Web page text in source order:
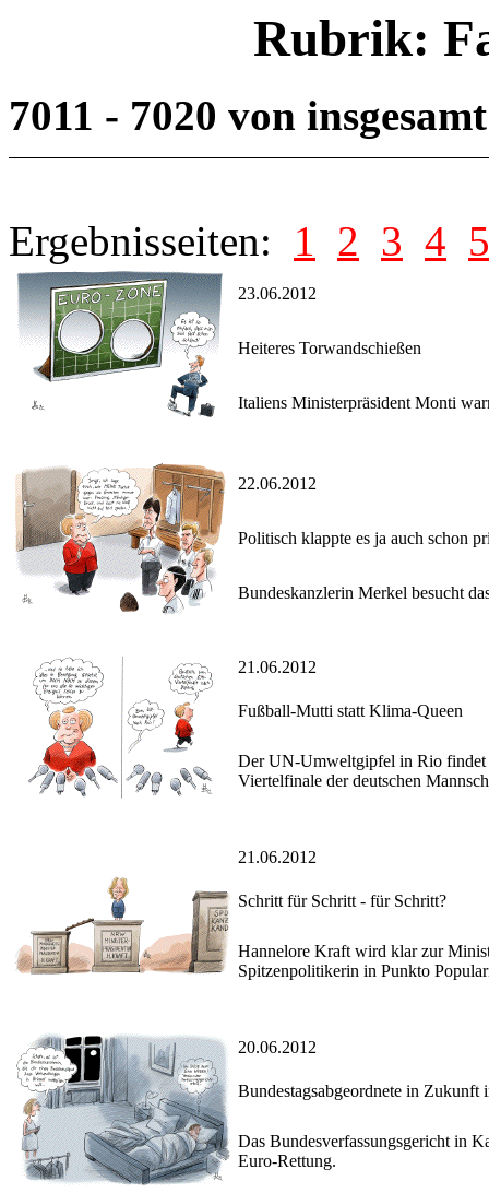
Rubrik:
7011 - 7020 von
Ergebnisseiten: 1 2 3 4 5
23.06.2012
Heiteres Torwandschießen
Italiens Ministerpräsident Monti
22.06.2012
Politisch klappte es ja auch schon
Bundeskanzlerin Merkel besucht
21.06.2012
Fußball-Mutti statt Klima-Queen
Der UN-Umweltgipfel in Rio findet
Viertelfinale der deutschen
21.06.2012
Schritt für Schritt - für Schritt?
Hannelore Kraft wird klar zur
Spitzenpolitikerin in Punkto
20.06.2012
Bundestagsabgeordnete in Zukunft
Das Bundesverfassungsgericht in
Euro-Rettung.